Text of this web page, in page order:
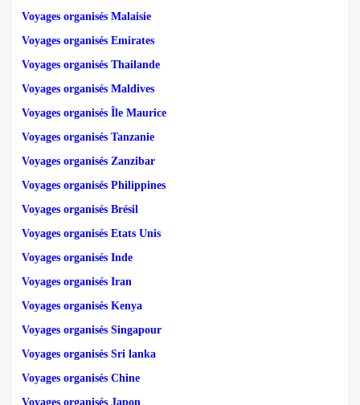
Voyages organisés Malaisie
Voyages organisés Emirates
Voyages organisés Thailande
Voyages organisés Maldives
Voyages organisés Île Maurice
Voyages organisés Tanzanie
Voyages organisés Zanzibar
Voyages organisés Philippines
Voyages organisés Brésil
Voyages organisés Etats Unis
Voyages organisés Inde
Voyages organisés Iran
Voyages organisés Kenya
Voyages organisés Singapour
Voyages organisés Sri lanka
Voyages organisés Chine
Voyages organisés Japon